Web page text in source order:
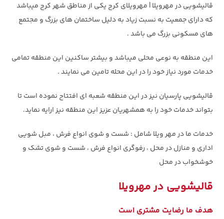
قالیشویی در مهرویلا | مهرویلای کرج یکی از مناطق شهر کرج میباشد
که دارای جمعیت به نسبت زیاد به دلیل ساختمان های بزرگ و مجتمع
های مسکونی بزرگ می باشد .
این منطقه به نوعی محلی میباشد و بیشتر ساکنین این منطقه تمامی
خدمات مورد نیاز خود را در این محله تامین می نمایند .
قالیشویی پارسیان نیز در این منطقه شعبه ای افتتاح نموده است تا
بتواند خدمات خود را به همشهریان عزیز این منطقه نیز ارایه نماید.
خدمات ما در مهر ویلا شامل : شست و شوی انواع فرش ، مبل شویی
اداری و منازل در محل ، رفوگری انواع فرش ، شست و شوی تشک و
خوشخواب در محل
قالیشویی در مهرویلا
هدف ما رضایت مشتری است